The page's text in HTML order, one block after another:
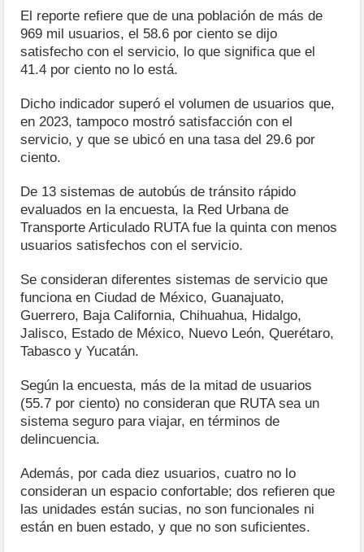
El reporte refiere que de una población de más de
969 mil usuarios, el 58.6 por ciento se dijo
satisfecho con el servicio, lo que significa que el
41.4 por ciento no lo está.
Dicho indicador superó el volumen de usuarios que,
en 2023, tampoco mostró satisfacción con el
servicio, y que se ubicó en una tasa del 29.6 por
ciento.
De 13 sistemas de autobús de tránsito rápido
evaluados en la encuesta, la Red Urbana de
Transporte Articulado RUTA fue la quinta con menos
usuarios satisfechos con el servicio.
Se consideran diferentes sistemas de servicio que
funciona en Ciudad de México, Guanajuato,
Guerrero, Baja California, Chihuahua, Hidalgo,
Jalisco, Estado de México, Nuevo León, Querétaro,
Tabasco y Yucatán.
Según la encuesta, más de la mitad de usuarios
(55.7 por ciento) no consideran que RUTA sea un
sistema seguro para viajar, en términos de
delincuencia.
Además, por cada diez usuarios, cuatro no lo
consideran un espacio confortable; dos refieren que
las unidades están sucias, no son funcionales ni
están en buen estado, y que no son suficientes.